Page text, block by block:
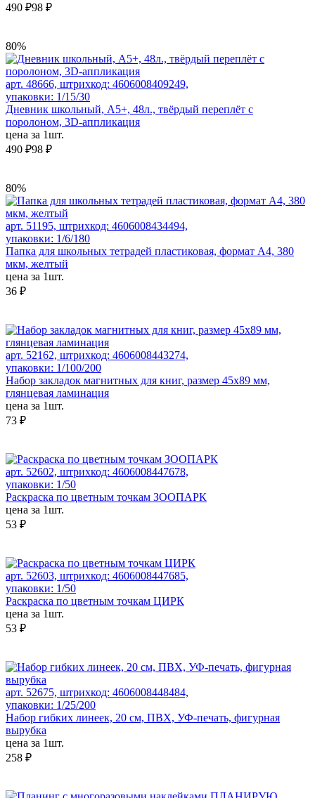
490 ₽98 ₽
80%
арт. 48666, штрихкод: 4606008409249,
упаковки: 1/15/30
Дневник школьный, А5+, 48л., твёрдый переплёт с
поролоном, 3D-аппликация
цена за 1шт.
490 ₽98 ₽
80%
арт. 51195, штрихкод: 4606008434494,
упаковки: 1/6/180
Папка для школьных тетрадей пластиковая, формат А4, 380
мкм, желтый
цена за 1шт.
36 ₽
арт. 52162, штрихкод: 4606008443274,
упаковки: 1/100/200
Набор закладок магнитных для книг, размер 45х89 мм,
глянцевая ламинация
цена за 1шт.
73 ₽
арт. 52602, штрихкод: 4606008447678,
упаковки: 1/50
Раскраска по цветным точкам ЗООПАРК
цена за 1шт.
53 ₽
арт. 52603, штрихкод: 4606008447685,
упаковки: 1/50
Раскраска по цветным точкам ЦИРК
цена за 1шт.
53 ₽
арт. 52675, штрихкод: 4606008448484,
упаковки: 1/25/200
Набор гибких линеек, 20 см, ПВХ, УФ-печать, фигурная
вырубка
цена за 1шт.
258 ₽